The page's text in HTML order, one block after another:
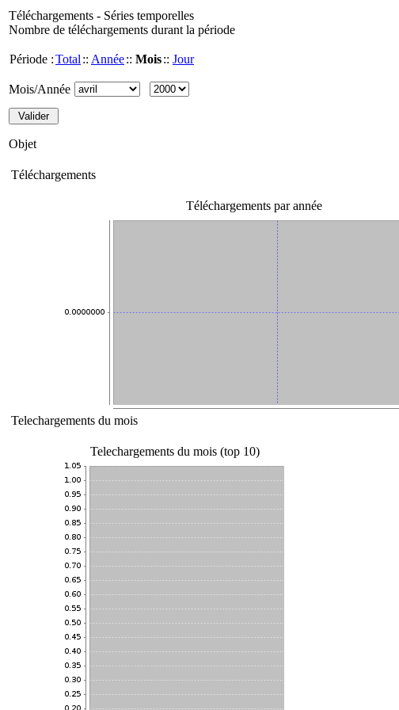
Téléchargements - Séries temporelles
Nombre de téléchargements durant la période
Période :Total :: Année:: Mois:: Jour
Mois/Année
Objet
Téléchargements
Téléchargements par année
Telechargements du mois
Telechargements du mois (top 10)